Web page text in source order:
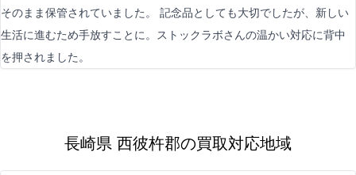
そのまま保管されていました。 記念品としても大切でしたが、新しい
生活に進むため手放すことに。ストックラボさんの温かい対応に背中
を押されました。
長崎県 西彼杵郡の買取対応地域